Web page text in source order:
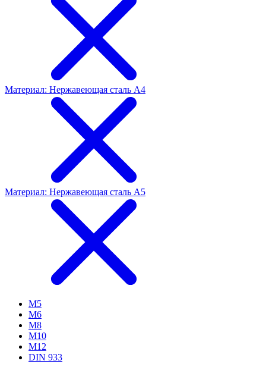
Материал: Нержавеющая сталь А4
Материал: Нержавеющая сталь А5
М5
М6
М8
М10
М12
DIN 933